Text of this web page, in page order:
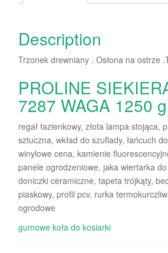
Description
Trzonek drewniany . Osłona na ostrze
PROLINE
7287 WAGA 1250
regał łazienkowy, złota lampa stojąca,
sztuczna, wkład do szuflady, łańcuch
winylowe cena, kamienie
panele ogrodzeniowe, jaka wiertarka
doniczki ceramiczne, tapeta trójkąty,
piaskowy, profil pcv, rurka
ogrodowe
gumowe koła do kosiarki